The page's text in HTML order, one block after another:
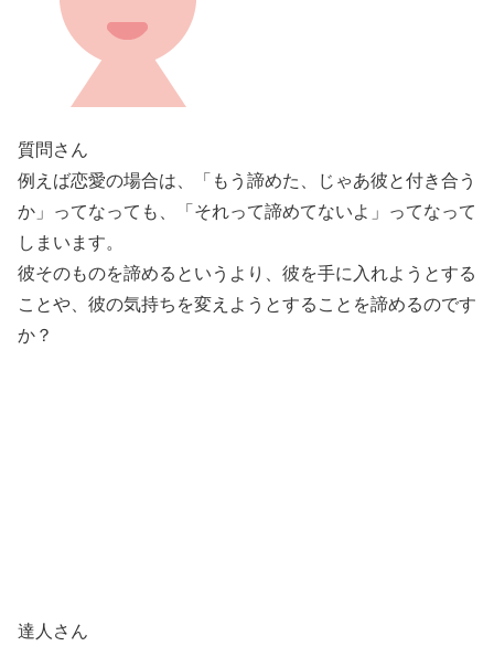
質問さん
例えば恋愛の場合は、「もう諦めた、じゃあ彼と付き合う
か」ってなっても、「それって諦めてないよ」ってなって
しまいます。
彼そのものを諦めるというより、彼を手に入れようとする
ことや、彼の気持ちを変えようとすることを諦めるのです
か？
達人さん